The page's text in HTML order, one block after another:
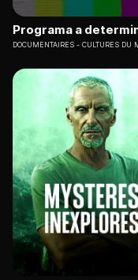
Programa a
DOCUMENTAIRES CULTURES DU